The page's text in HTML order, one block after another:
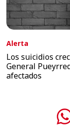
Alerta
Los suicidios
General
afectados